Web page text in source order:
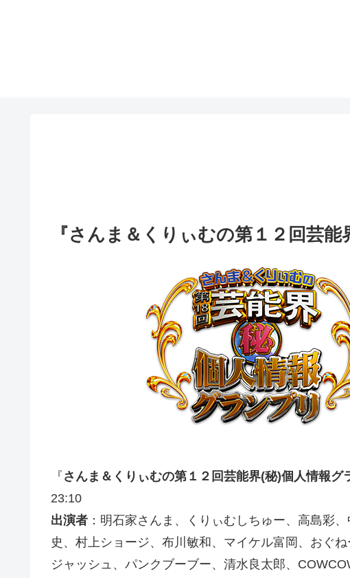
『さんま＆くりぃむの第１２回芸能
『 さんま＆くりぃむの第１２回芸能界(秘)個人情報グ
23:10
出演者 ：明石家さんま、くりぃむしちゅー、高島彩
史、村上ショージ、布川敏和、マイケル富岡、おぐ
ジャッシュ、パンクブーブー、清水良太郎、